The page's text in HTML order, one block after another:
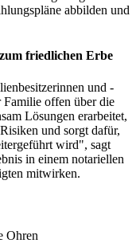
abbilden und
friedlichen Erbe
und -
Familie offen über die
Lösungen erarbeitet,
und sorgt dafür,
wird", sagt
in einem notariellen
mitwirken.
Ohren